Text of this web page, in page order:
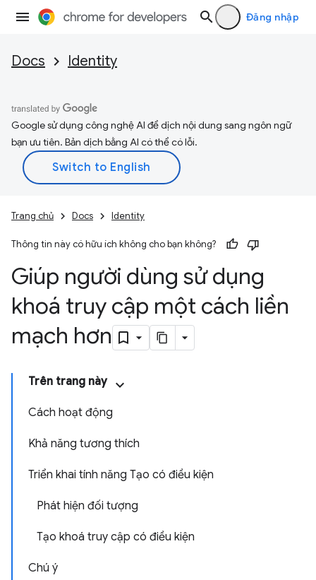
Đăng nhập
Docs Identity
Google sử dụng công nghệ AI để dịch nội dung sang ngôn ngữ
bạn ưu tiên. Bản dịch bằng AI có thể có lỗi.
Trang chủ Docs Identity
Thông tin này có hữu ích không cho bạn không?
Giúp người dùng sử dụng
khoá truy cập một cách liền
mạch hơn
Trên trang này
Cách hoạt động
Khả năng tương thích
Triển khai tính năng Tạo có điều kiện
Phát hiện đối tượng
Tạo khoá truy cập có điều kiện
Chú ý